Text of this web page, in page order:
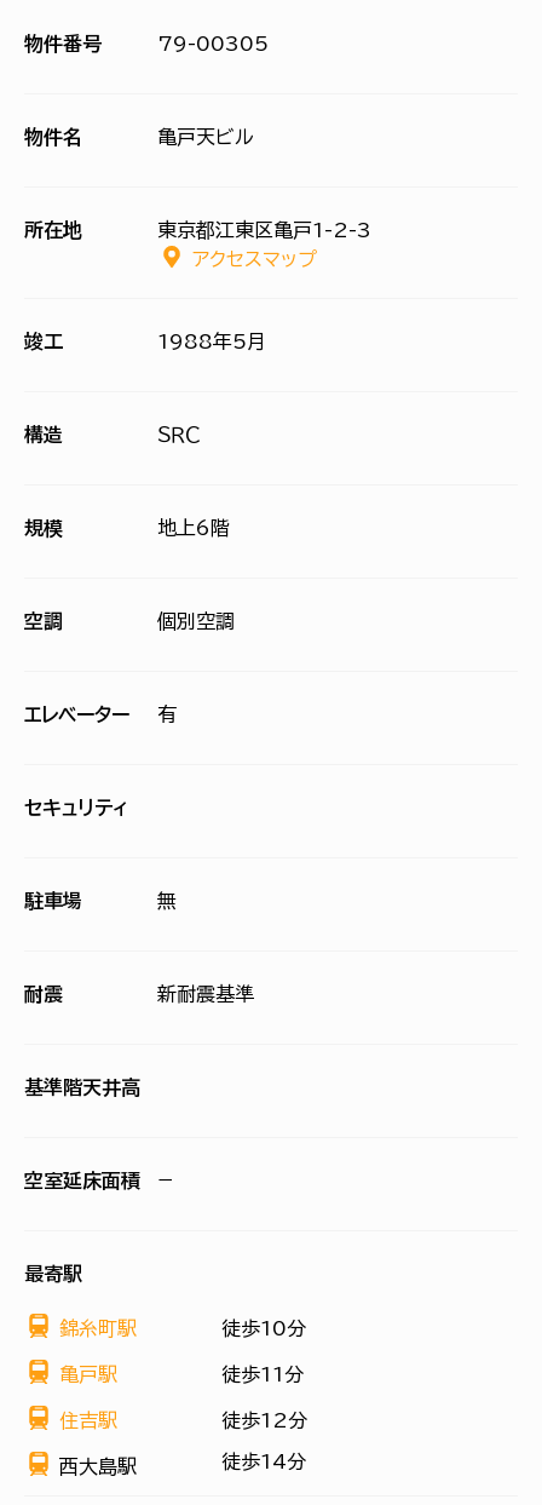
物件番号 79-00305
物件名 亀戸天ビル
所在地
東京都江東区亀戸1-2-3
アクセスマップ
竣工 1988年5月
構造 ＳＲＣ
規模 地上6階
空調 個別空調
エレベーター 有
セキュリティ
駐車場 無
耐震 新耐震基準
基準階天井高
空室延床面積 −
最寄駅
錦糸町駅 徒歩10分
亀戸駅 徒歩11分
住吉駅 徒歩12分
西大島駅 徒歩14分